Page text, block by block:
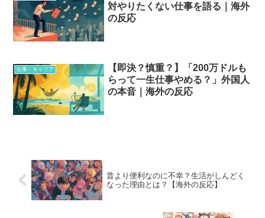
対やりたくない仕事を語る｜海外
の反応
仕事・キャリア
【即決？慎重？】「200万ドルも
らって一生仕事やめる？」外国人
の本音｜海外の反応
昔より便利なのに不幸？生活がしんどく
なった理由とは？【海外の反応】